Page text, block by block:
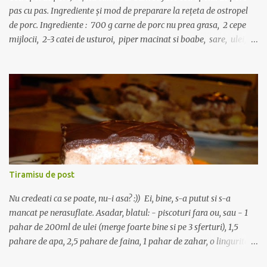
pas cu pas. Ingrediente și mod de preparare la rețeta de ostropel
de porc. Ingrediente : 700 g carne de porc nu prea grasa, 2 cepe
mijlocii, 2-3 catei de usturoi, piper macinat si boabe, sare, ulei, o
linguri de ulei sa se rumeneasca pe toate partile, la foc mic. Intre
timp, intr-o tigaie se caleste in 2 linguri de ulei ceapa curatata,
spalata si taiata marunt, cu un praf de sare. Dupa ce devine
translucida se adauga lingurita de faina, se amesteca bine cu ceapa
si uleiul, si imediat se toarna un pahar de apa (200 ml) calda sau
supa de oase, daca aveti la indemana. Se amesteca des ca sa nu se
formeze cocoloase de faina, apoi se toarna sosul si ceapa peste
carnea din oala, numai dupa ce aceasta a prins o crus...
Tiramisu de post
Nu credeati ca se poate, nu-i asa? :)) Ei, bine, s-a putut si s-a
mancat pe nerasuflate. Asadar, blatul: - piscoturi fara ou, sau - 1
pahar de 200ml de ulei (merge foarte bine si pe 3 sferturi), 1,5
pahare de apa, 2,5 pahare de faina, 1 pahar de zahar, o lingurita